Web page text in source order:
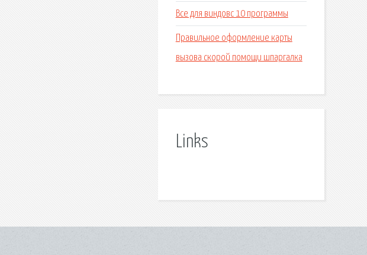
Все для виндовс 10 программы
Правильное оформление карты
вызова скорой помощи шпаргалка
Links